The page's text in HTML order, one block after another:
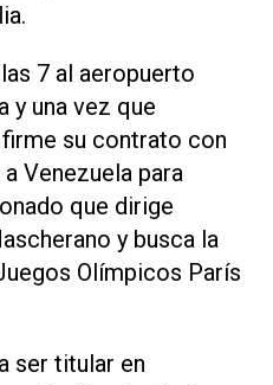
7 al aeropuerto
y una vez que
su contrato con
Venezuela para
que dirige
y busca la
Olímpicos París
ser titular en